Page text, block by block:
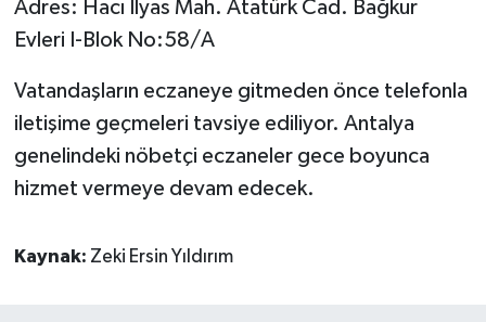
Adres: Hacı İlyas Mah. Atatürk Cad. Bağkur
Evleri I-Blok No:58/A
Vatandaşların eczaneye gitmeden önce telefonla
iletişime geçmeleri tavsiye ediliyor. Antalya
genelindeki nöbetçi eczaneler gece boyunca
hizmet vermeye devam edecek.
Kaynak: Zeki Ersin Yıldırım